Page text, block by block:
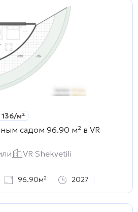
136/м²
садом 96.90 м² в VR
VR Shekvetili
96.90м² 2027